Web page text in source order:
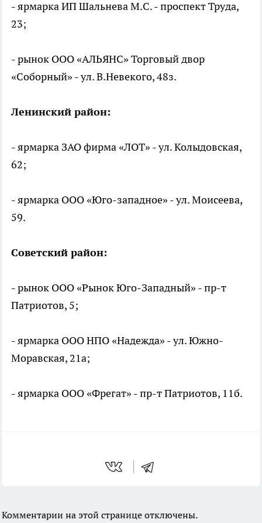
- ярмарка ИП Шальнева М.С. - проспект Труда,
23;
- рынок ООО «АЛЬЯНС» Торговый двор
«Соборный» - ул. В.Невекого, 48з.
Ленинский район:
- ярмарка ЗАО фирма «ЛОТ» - ул. Колыдовская,
62;
- ярмарка ООО «Юго-западное» - ул. Моисеева,
59.
Советский район:
- рынок ООО «Рынок Юго-Западный» - пр-т
Патриотов, 5;
- ярмарка ООО НПО «Надежда» - ул. Южно-
Моравская, 21а;
- ярмарка ООО «Фрегат» - пр-т Патриотов, 11б.
Комментарии на этой странице отключены.